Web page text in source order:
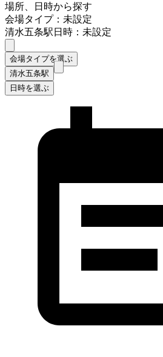
場所、日時から探す
会場タイプ：未設定
清水五条駅日時：未設定
会場タイプを選ぶ
清水五条駅
日時を選ぶ